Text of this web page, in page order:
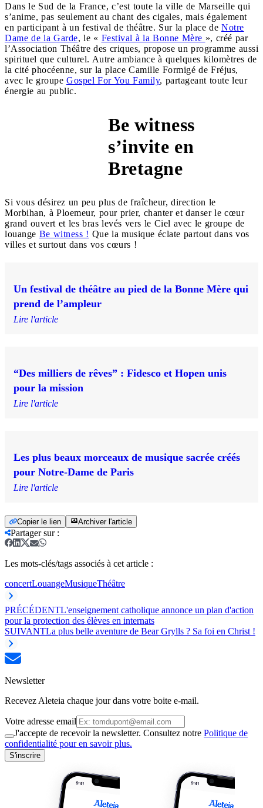
Dans le Sud de la France, c’est toute la ville de Marseille qui
s’anime, pas seulement au chant des cigales, mais également
en participant à un festival de théâtre. Sur la place de Notre
Dame de la Garde, le « Festival à la Bonne Mère », créé par
l’Association Théâtre des criques, propose un programme aussi
spirituel que culturel. Autre ambiance à quelques kilomètres de
la cité phocéenne, sur la place Camille Formigé de Fréjus,
avec le groupe Gospel For You Family, partageant toute leur
énergie au public.
Be witness
s’invite en
Bretagne
Si vous désirez un peu plus de fraîcheur, direction le
Morbihan, à Ploemeur, pour prier, chanter et danser le cœur
grand ouvert et les bras levés vers le Ciel avec le groupe de
louange Be witness ! Que la musique éclate partout dans vos
villes et surtout dans vos cœurs !
Un festival de théâtre au pied de la Bonne Mère qui
prend de l’ampleur
Lire l'article
“Des milliers de rêves” : Fidesco et Hopen unis
pour la mission
Lire l'article
Les plus beaux morceaux de musique sacrée créés
pour Notre-Dame de Paris
Lire l'article
Copier le lien Archiver l'article
Partager sur:
Les mots-clés/tags associés à cet article :
concertLouangeMusiqueThéâtre
PRÉCÉDENTL'enseignement catholique annonce un plan d'action
pour la protection des élèves en internats
SUIVANTLa plus belle aventure de Bear Grylls ? Sa foi en Christ !
Newsletter
Recevez Aleteia chaque jour dans votre boite e-mail.
Votre adresse email
J'accepte de recevoir la newsletter. Consultez notre Politique de
confidentialité pour en savoir plus.
S'inscrire